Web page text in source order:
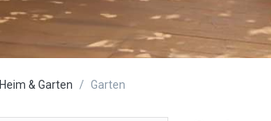
Heim & Garten Garten